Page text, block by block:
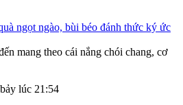
ngọt ngào, bùi béo đánh thức ký ức
mang theo cái nắng chói chang, cơ
lúc 21:54